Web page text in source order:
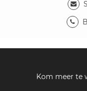
Kom meer te